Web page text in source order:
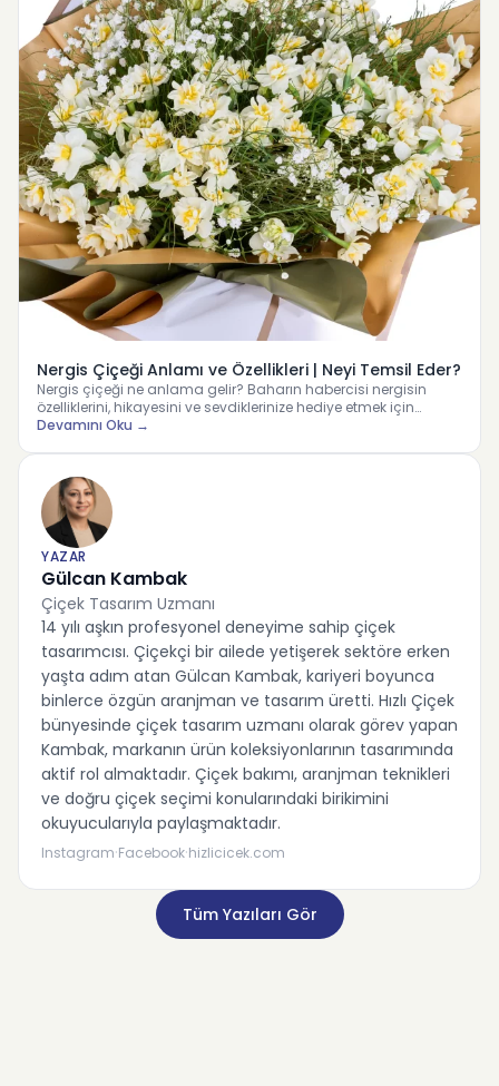
Nergis Çiçeği Anlamı ve Özellikleri | Neyi Temsil Eder?
Nergis çiçeği ne anlama gelir? Baharın habercisi nergisin
özelliklerini, hikayesini ve sevdiklerinize hediye etmek için…
Devamını Oku →
YAZAR
Gülcan Kambak
Çiçek Tasarım Uzmanı
14 yılı aşkın profesyonel deneyime sahip çiçek
tasarımcısı. Çiçekçi bir ailede yetişerek sektöre erken
yaşta adım atan Gülcan Kambak, kariyeri boyunca
binlerce özgün aranjman ve tasarım üretti. Hızlı Çiçek
bünyesinde çiçek tasarım uzmanı olarak görev yapan
Kambak, markanın ürün koleksiyonlarının tasarımında
aktif rol almaktadır. Çiçek bakımı, aranjman teknikleri
ve doğru çiçek seçimi konularındaki birikimini
okuyucularıyla paylaşmaktadır.
Instagram·Facebook·hizlicicek.com
Tüm Yazıları Gör